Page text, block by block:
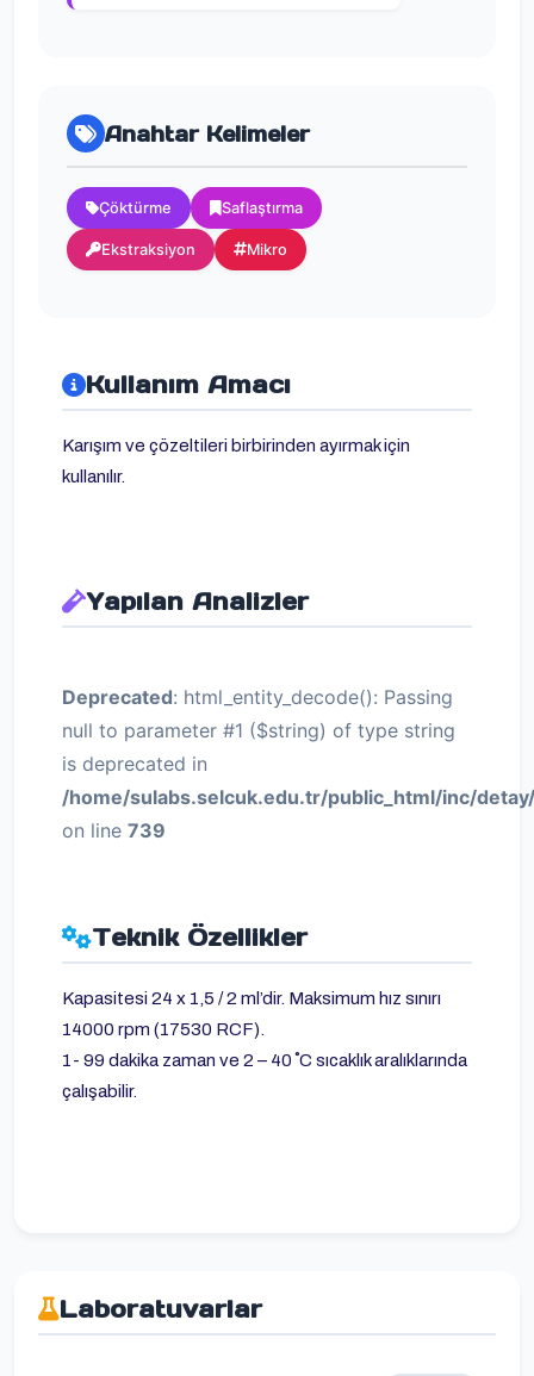
Anahtar Kelimeler
Çöktürme Saflaştırma
Ekstraksiyon Mikro
Kullanım Amacı
Karışım ve çözeltileri birbirinden ayırmak için
kullanılır.
Yapılan Analizler
Deprecated: html_entity_decode(): Passing
null to parameter #1 ($string) of type string
is deprecated in
/home/sulabs.selcuk.edu.tr/public_html/inc/
on line 739
Teknik Özellikler
Kapasitesi 24 x 1,5 / 2 ml’dir. Maksimum hız sınırı
14000 rpm (17530 RCF).
1- 99 dakika zaman ve 2 – 40 ˚C sıcaklık aralıklarında
çalışabilir.
Laboratuvarlar